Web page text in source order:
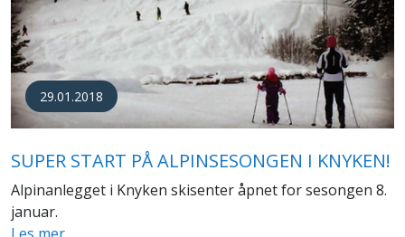
29.01.2018
SUPER START PÅ ALPINSESONGEN I KNYKEN!
Alpinanlegget i Knyken skisenter åpnet for sesongen 8.
januar.